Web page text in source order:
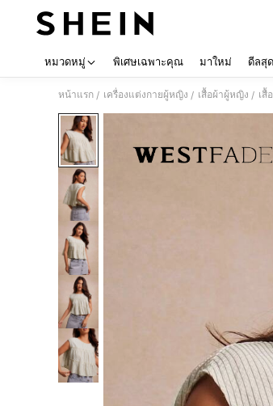
หมวดหมู่ พิเศษเฉพาะคุณ มาใหม่ ดีลสุ
หน้าแรก / เครื่องแต่งกายผู้หญิง / เสื้อผ้าผู้หญิง / เสื้